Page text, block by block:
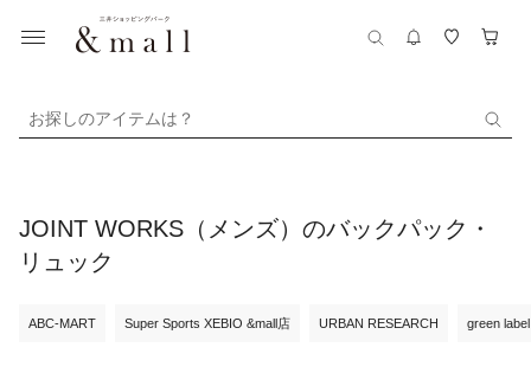
お探しのアイテムは？
JOINT WORKS（メンズ）のバックパック・
リュック
ABC-MART Super Sports XEBIO &mall店 URBAN RESEARCH green